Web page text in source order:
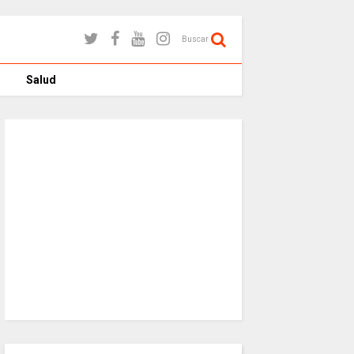
Buscar
Salud